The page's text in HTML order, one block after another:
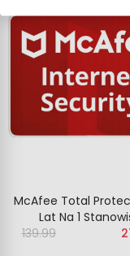
McAfee Total
Lat Na 1
139.99